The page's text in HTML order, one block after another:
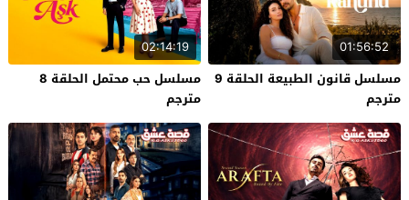
01:56:52
مسلسل قانون الطبيعة الحلقة 9
مترجم
02:14:19
مسلسل حب محتمل الحلقة 8
مترجم